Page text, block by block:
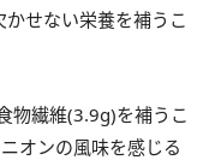
せない栄養を補うこ
物繊維(3.9g)を補うこ
オンの風味を感じる